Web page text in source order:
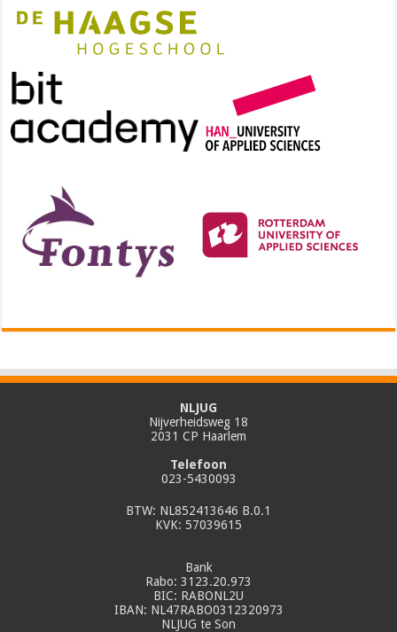
NLJUG
Nijverheidsweg 18
2031 CP Haarlem
Telefoon
023-5430093
BTW: NL852413646 B.0.1
KVK: 57039615
Bank
Rabo: 3123.20.973
BIC: RABONL2U
IBAN: NL47RABO0312320973
NLJUG te Son